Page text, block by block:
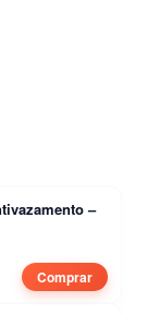
–
Comprar